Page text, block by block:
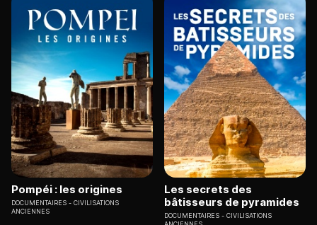
Pompéi : les origines
DOCUMENTAIRES
CIVILISATIONS
ANCIENNES
Les secrets des
bâtisseurs de pyramides
DOCUMENTAIRES
CIVILISATIONS